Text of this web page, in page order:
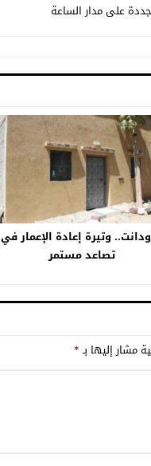
على مدار الساعة
وتيرة إعادة الإعمار في
تصاعد مستمر
مشار إليها بـ*